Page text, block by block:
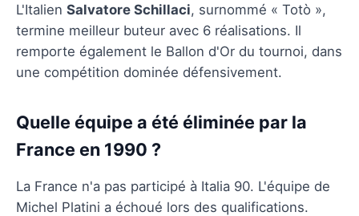
L'Italien Salvatore Schillaci, surnommé « Totò »,
termine meilleur buteur avec 6 réalisations. Il
remporte également le Ballon d'Or du tournoi, dans
une compétition dominée défensivement.
Quelle équipe a été éliminée par la
France en 1990 ?
La France n'a pas participé à Italia 90. L'équipe de
Michel Platini a échoué lors des qualifications.